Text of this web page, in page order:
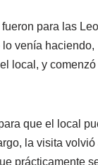
para las
venía haciendo,
local, y comenzó
que el local
la visita volvió
prácticamente